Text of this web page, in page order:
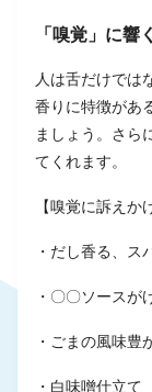
「嗅覚」に響
人は舌だけでは
香りに特徴があ
ましょう。さら
てくれます。
【嗅覚に訴えか
・だし香る、ス
・〇〇ソースが
・ごまの風味豊
・白味噌仕立て